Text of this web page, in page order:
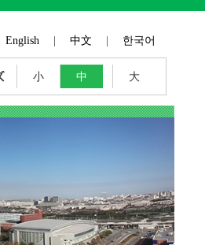
English | 中文 | 한국어
小 中 大